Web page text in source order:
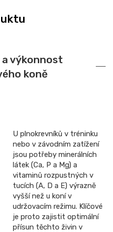
a výkonnost
koně
U plnokrevníků v tréninku
nebo v závodním zatížení
jsou potřeby minerálních
látek (Ca, P a Mg) a
vitaminů rozpustných v
tucích (A, D a E) výrazně
vyšší než u koní v
udržovacím režimu. Klíčové
je proto zajistit optimální
přísun těchto živin v